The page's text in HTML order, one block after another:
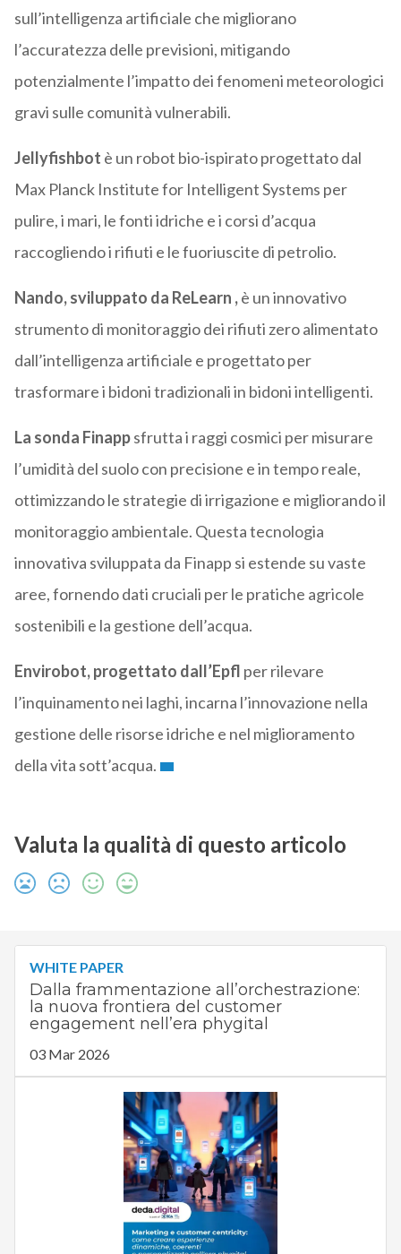
sull’intelligenza artificiale che migliorano
l’accuratezza delle previsioni, mitigando
potenzialmente l’impatto dei fenomeni meteorologici
gravi sulle comunità vulnerabili.
Jellyfishbot è un robot bio-ispirato progettato dal
Max Planck Institute for Intelligent Systems per
pulire, i mari, le fonti idriche e i corsi d’acqua
raccogliendo i rifiuti e le fuoriuscite di petrolio.
Nando, sviluppato da ReLearn ,è un innovativo
strumento di monitoraggio dei rifiuti zero alimentato
dall’intelligenza artificiale e progettato per
trasformare i bidoni tradizionali in bidoni intelligenti.
La sonda Finappsfrutta i raggi cosmici per misurare
l’umidità del suolo con precisione e in tempo reale,
ottimizzando le strategie di irrigazione e migliorando il
monitoraggio ambientale. Questa tecnologia
innovativa sviluppata da Finapp si estende su vaste
aree, fornendo dati cruciali per le pratiche agricole
sostenibili e la gestione dell’acqua.
Envirobot, progettato dall’Epfl per rilevare
l’inquinamento nei laghi, incarna l’innovazione nella
gestione delle risorse idriche e nel miglioramento
della vita sott’acqua.
Valuta la qualità di questo articolo
WHITE PAPER
Dalla frammentazione all’orchestrazione:
la nuova frontiera del customer
engagement nell’era phygital
03 Mar 2026